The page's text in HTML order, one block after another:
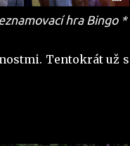
hra Bingo *
Tentokrát už s